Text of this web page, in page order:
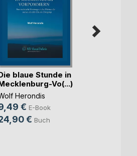
blaue Stunde in
Vo(...)
Herondis
€ E-Book
€ Buch